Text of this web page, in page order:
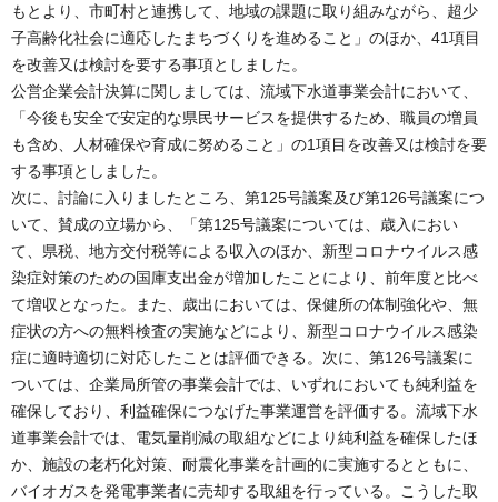
もとより、市町村と連携して、地域の課題に取り組みながら、超少
子高齢化社会に適応したまちづくりを進めること」のほか、41項目
を改善又は検討を要する事項としました。
公営企業会計決算に関しましては、流域下水道事業会計において、
「今後も安全で安定的な県民サービスを提供するため、職員の増員
も含め、人材確保や育成に努めること」の1項目を改善又は検討を要
する事項としました。
次に、討論に入りましたところ、第125号議案及び第126号議案につ
いて、賛成の立場から、「第125号議案については、歳入におい
て、県税、地方交付税等による収入のほか、新型コロナウイルス感
染症対策のための国庫支出金が増加したことにより、前年度と比べ
て増収となった。また、歳出においては、保健所の体制強化や、無
症状の方への無料検査の実施などにより、新型コロナウイルス感染
症に適時適切に対応したことは評価できる。次に、第126号議案に
ついては、企業局所管の事業会計では、いずれにおいても純利益を
確保しており、利益確保につなげた事業運営を評価する。流域下水
道事業会計では、電気量削減の取組などにより純利益を確保したほ
か、施設の老朽化対策、耐震化事業を計画的に実施するとともに、
バイオガスを発電事業者に売却する取組を行っている。こうした取